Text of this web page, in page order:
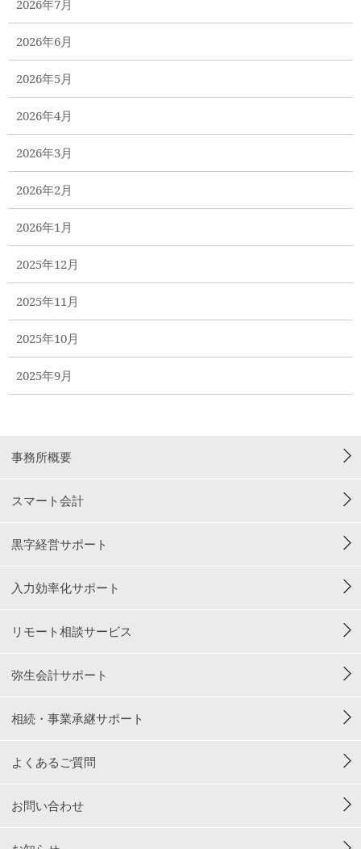
2026年7月
2026年6月
2026年5月
2026年4月
2026年3月
2026年2月
2026年1月
2025年12月
2025年11月
2025年10月
2025年9月
事務所概要
スマート会計
黒字経営サポート
入力効率化サポート
リモート相談サービス
弥生会計サポート
相続・事業承継サポート
よくあるご質問
お問い合わせ